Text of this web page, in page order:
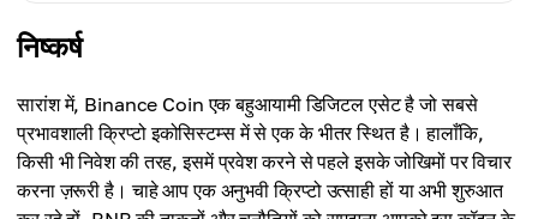
Binance का मूल टोकन होने के नाते, BNB मजबूत liquidity और
-
Dual-chain आर्किटेक्चर:
Binance Chain पर तेज़ ट्रांज़ैक्शन्स और Binance Smart
Chain पर smart contractकी क्षमता, BNB को एक लचीला और
विशेषताएँ (Characteristics)
-
BNB एक निजी कंपनी द्वारा नियंत्रित है, जो इसे उन उपयोगकर्ताओं के
लिए कम आकर्षक बनाता है जो decentralization चाहते हैं।
-
नियामक जोखिम:
निष्कर्ष
सारांश में, Binance Coin एक बहुआयामी डिजिटल एसेट है जो सबसे
प्रभावशाली क्रिप्टो इकोसिस्टम्स में से एक के भीतर स्थित है। हालाँकि,
किसी भी निवेश की तरह, इसमें प्रवेश करने से पहले इसके जोखिमों पर विचार
करना ज़रूरी है। चाहे आप एक अनुभवी क्रिप्टो उत्साही हों या अभी शुरुआत